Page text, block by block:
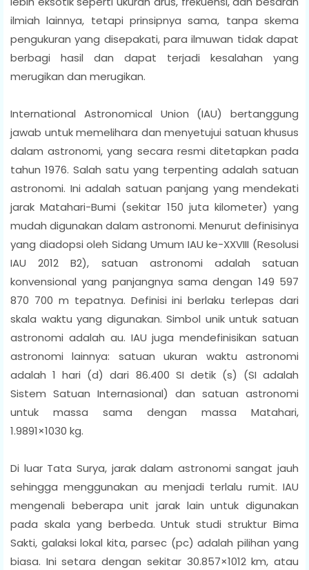
ilmiah lainnya, tetapi prinsipnya sama, tanpa skema
pengukuran yang disepakati, para ilmuwan tidak dapat
berbagi hasil dan dapat terjadi kesalahan yang
merugikan dan merugikan.
International Astronomical Union (IAU) bertanggung
jawab untuk memelihara dan menyetujui satuan khusus
dalam astronomi, yang secara resmi ditetapkan pada
tahun 1976. Salah satu yang terpenting adalah satuan
astronomi. Ini adalah satuan panjang yang mendekati
jarak Matahari-Bumi (sekitar 150 juta kilometer) yang
mudah digunakan dalam astronomi. Menurut definisinya
yang diadopsi oleh Sidang Umum IAU ke-XXVIII (Resolusi
IAU 2012 B2), satuan astronomi adalah satuan
konvensional yang panjangnya sama dengan 149 597
870 700 m tepatnya. Definisi ini berlaku terlepas dari
skala waktu yang digunakan. Simbol unik untuk satuan
astronomi adalah au. IAU juga mendefinisikan satuan
astronomi lainnya: satuan ukuran waktu astronomi
adalah 1 hari (d) dari 86.400 SI detik (s) (SI adalah
Sistem Satuan Internasional) dan satuan astronomi
untuk massa sama dengan massa Matahari,
1.9891×1030 kg.
Di luar Tata Surya, jarak dalam astronomi sangat jauh
sehingga menggunakan au menjadi terlalu rumit. IAU
mengenali beberapa unit jarak lain untuk digunakan
pada skala yang berbeda. Untuk studi struktur Bima
Sakti, galaksi lokal kita, parsec (pc) adalah pilihan yang
biasa. Ini setara dengan sekitar 30.857×1012 km, atau